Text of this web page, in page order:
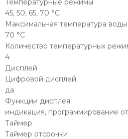
Температурные режимы
45, 50, 65, 70 °С
Максимальная температура воды
70 °С
Количество температурных
4
Дисплей
Цифровой дисплей
да
Функции дисплея
индикация, программирование
Таймер
Таймер отсрочки